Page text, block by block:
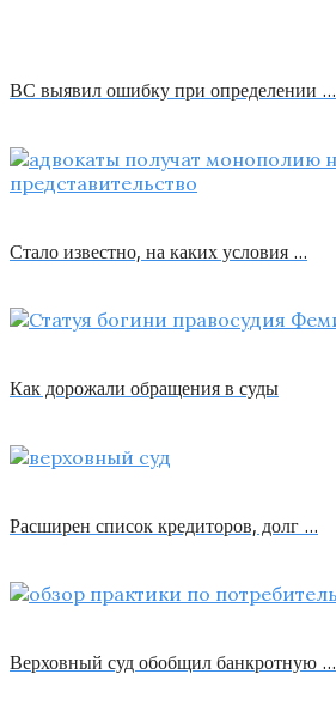
ВС выявил ошибку при определении …
Стало известно, на каких условия …
Как дорожали обращения в суды
Расширен список кредиторов, долг …
Верховный суд обобщил банкротную …